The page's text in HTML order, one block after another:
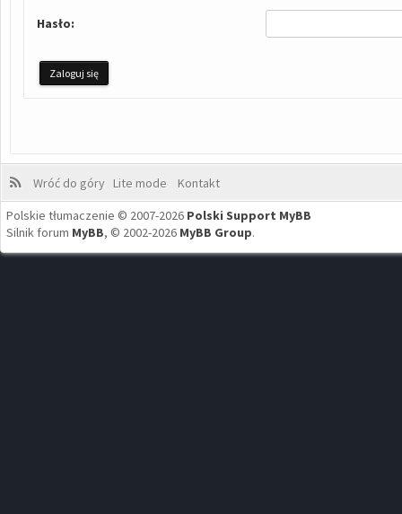
Hasło:
Wróć do góry Lite mode
Kontakt
Polskie tłumaczenie © 2007-2026 Polski Support MyBB
Silnik forum MyBB, © 2002-2026 MyBB Group.